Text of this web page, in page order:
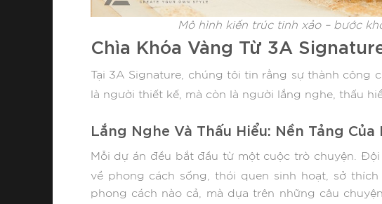
Mô hình kiến trúc tinh xảo – bước
Chìa Khóa Vàng Từ 3A
Tại 3A Signature, chúng tôi tin rằng sự thành công
là người thiết kế, mà còn là người lắng nghe, thấu
Lắng Nghe Và Thấu Hiểu: Nền Tảng
Mỗi dự án đều bắt đầu từ một cuộc trò chuyện.
về phong cách sống, thói quen sinh hoạt, sở
phong cách nào cả, mà dựa trên những câu